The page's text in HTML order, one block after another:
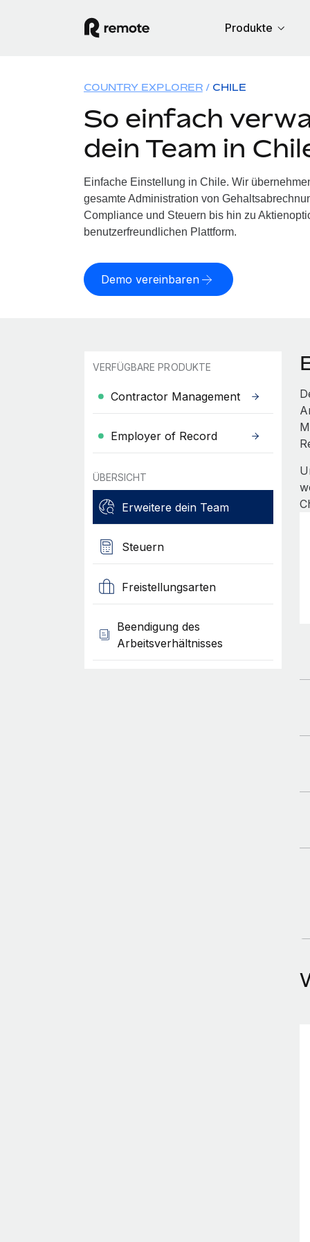
Produkte
COUNTRY EXPLORER CHILE
So einfach
dein Team in
Einfache Einstellung in Chile. Wir
gesamte Administration von
Compliance und Steuern bis hin zu
benutzerfreundlichen Plattform.
Demo vereinbaren
VERFÜGBARE PRODUKTE
Contractor Management
Employer of Record
ÜBERSICHT
Erweitere dein Team
Steuern
Freistellungsarten
Beendigung des
Arbeitsverhältnisses